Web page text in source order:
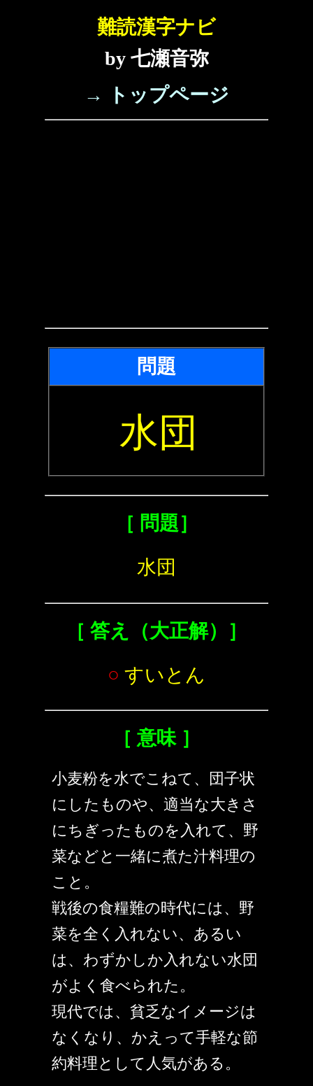
難読漢字ナビ
by 七瀬音弥
→ トップページ
問題
水団
［ 問題］
水団
［ 答え（大正解）］
○ すいとん
［ 意味 ］
小麦粉を水でこねて、団子状
にしたものや、適当な大きさ
にちぎったものを入れて、野
菜などと一緒に煮た汁料理の
こと。
戦後の食糧難の時代には、野
菜を全く入れない、あるい
は、わずかしか入れない水団
がよく食べられた。
現代では、貧乏なイメージは
なくなり、かえって手軽な節
約料理として人気がある。